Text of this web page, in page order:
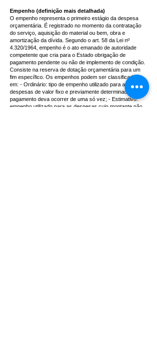
Empenho (definição mais detalhada)
O empenho representa o primeiro estágio da despesa
orçamentária. É registrado no momento da contratação
do serviço, aquisição do material ou bem, obra e
amortização da dívida. Segundo o art. 58 da Lei nº
4.320/1964, empenho é o ato emanado de autoridade
competente que cria para o Estado obrigação de
pagamento pendente ou não de implemento de condição.
Consiste na reserva de dotação orçamentária para um
fim específico. Os empenhos podem ser classificados
em: - Ordinário: tipo de empenho utilizado para as
despesas de valor fixo e previamente determinado, cujo
pagamento deva ocorrer de uma só vez; - Estimativo:
empenho utilizado para as despesas cujo montante não